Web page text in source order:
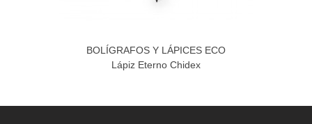
BOLÍGRAFOS Y LÁPICES ECO
Lápiz Eterno Chidex